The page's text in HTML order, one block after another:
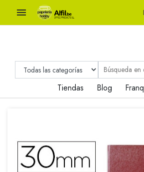

Tiendas Blog